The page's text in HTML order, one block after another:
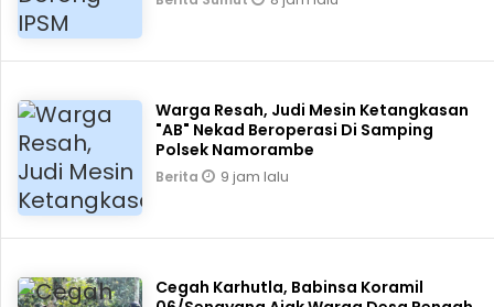
Warga Resah, Judi Mesin Ketangkasan
"AB" Nekad Beroperasi Di Samping
Polsek Namorambe
Berita 9 jam lalu
Cegah Karhutla, Babinsa Koramil